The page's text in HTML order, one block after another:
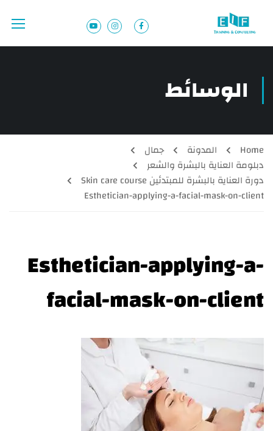
الوسائط
Home المدونة
جمال
دبلومة العناية بالبشرة والشعر
دورة العناية بالبشرة للمبتدئين Skin care course
Esthetician-applying-a-facial-mask-on-client
Esthetician-applying-a-
facial-mask-on-client